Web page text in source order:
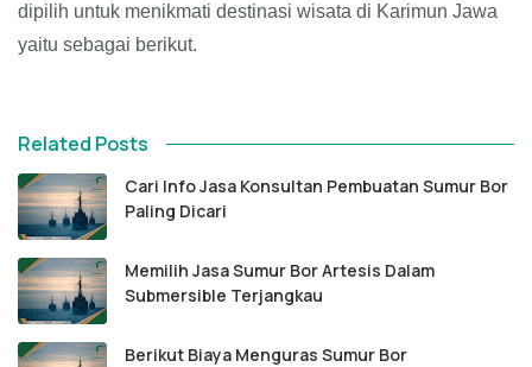
dipilih untuk menikmati destinasi wisata di Karimun Jawa
yaitu sebagai berikut.
Related Posts
Cari Info Jasa Konsultan Pembuatan Sumur Bor
Paling Dicari
Memilih Jasa Sumur Bor Artesis Dalam
Submersible Terjangkau
Berikut Biaya Menguras Sumur Bor